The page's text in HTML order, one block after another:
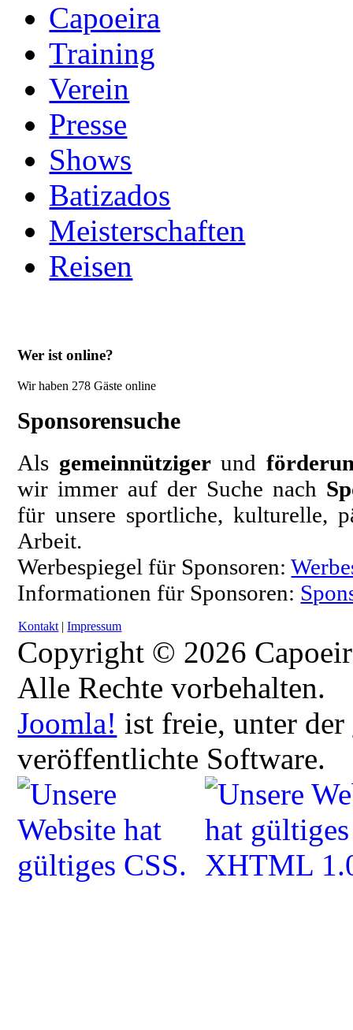
Capoeira
Training
Verein
Presse
Shows
Batizados
Meisterschaften
Reisen
Wer ist online?
Wir haben 278 Gäste online
Sponsorensuche
Als gemeinnützigerund
wir immer auf der Suche nach
für unsere sportliche, kulturelle,
Arbeit.
Werbespiegel für Sponsoren:
Informationen für Sponsoren:
Kontakt |Impressum
Copyright © 2026
Alle Rechte vorbehalten.
Joomla! ist freie, unter der
veröffentlichte Software.